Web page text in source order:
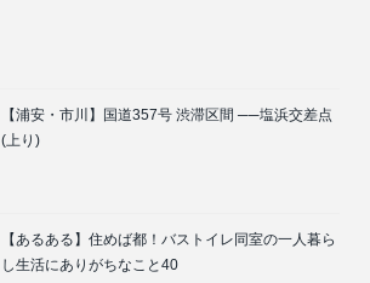
【浦安・市川】国道357号 渋滞区間 ──塩浜交差点
(上り)
【あるある】住めば都！バストイレ同室の一人暮ら
し生活にありがちなこと40